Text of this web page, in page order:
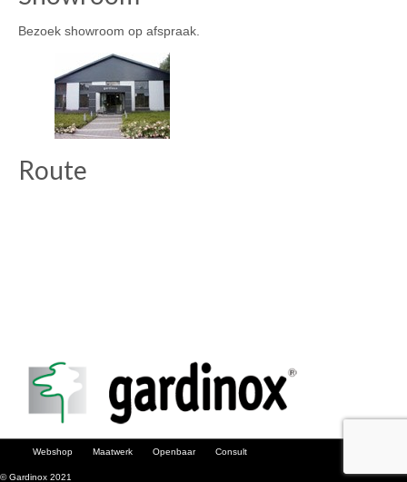
Bezoek showroom op afspraak.
Route
Webshop Maatwerk Openbaar Consult
© Gardinox 2021